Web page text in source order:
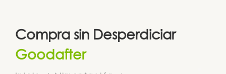
Compra sin Desperdiciar
Goodafter